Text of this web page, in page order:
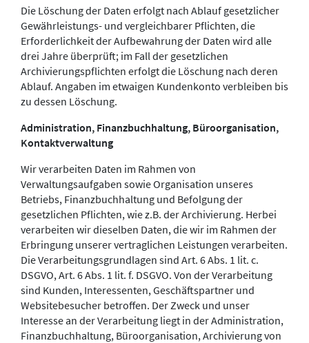
Die Löschung der Daten erfolgt nach Ablauf gesetzlicher
Gewährleistungs- und vergleichbarer Pflichten, die
Erforderlichkeit der Aufbewahrung der Daten wird alle
drei Jahre überprüft; im Fall der gesetzlichen
Archivierungspflichten erfolgt die Löschung nach deren
Ablauf. Angaben im etwaigen Kundenkonto verbleiben bis
zu dessen Löschung.
Administration, Finanzbuchhaltung, Büroorganisation,
Kontaktverwaltung
Wir verarbeiten Daten im Rahmen von
Verwaltungsaufgaben sowie Organisation unseres
Betriebs, Finanzbuchhaltung und Befolgung der
gesetzlichen Pflichten, wie z.B. der Archivierung. Herbei
verarbeiten wir dieselben Daten, die wir im Rahmen der
Erbringung unserer vertraglichen Leistungen verarbeiten.
Die Verarbeitungsgrundlagen sind Art. 6 Abs. 1 lit. c.
DSGVO, Art. 6 Abs. 1 lit. f. DSGVO. Von der Verarbeitung
sind Kunden, Interessenten, Geschäftspartner und
Websitebesucher betroffen. Der Zweck und unser
Interesse an der Verarbeitung liegt in der Administration,
Finanzbuchhaltung, Büroorganisation, Archivierung von